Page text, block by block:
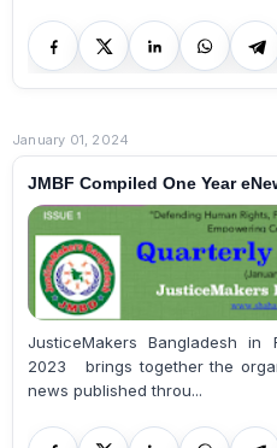
January 01, 2024
JMBF Compiled One Year
JusticeMakers Bangladesh in
2023 brings together the
news published throu...